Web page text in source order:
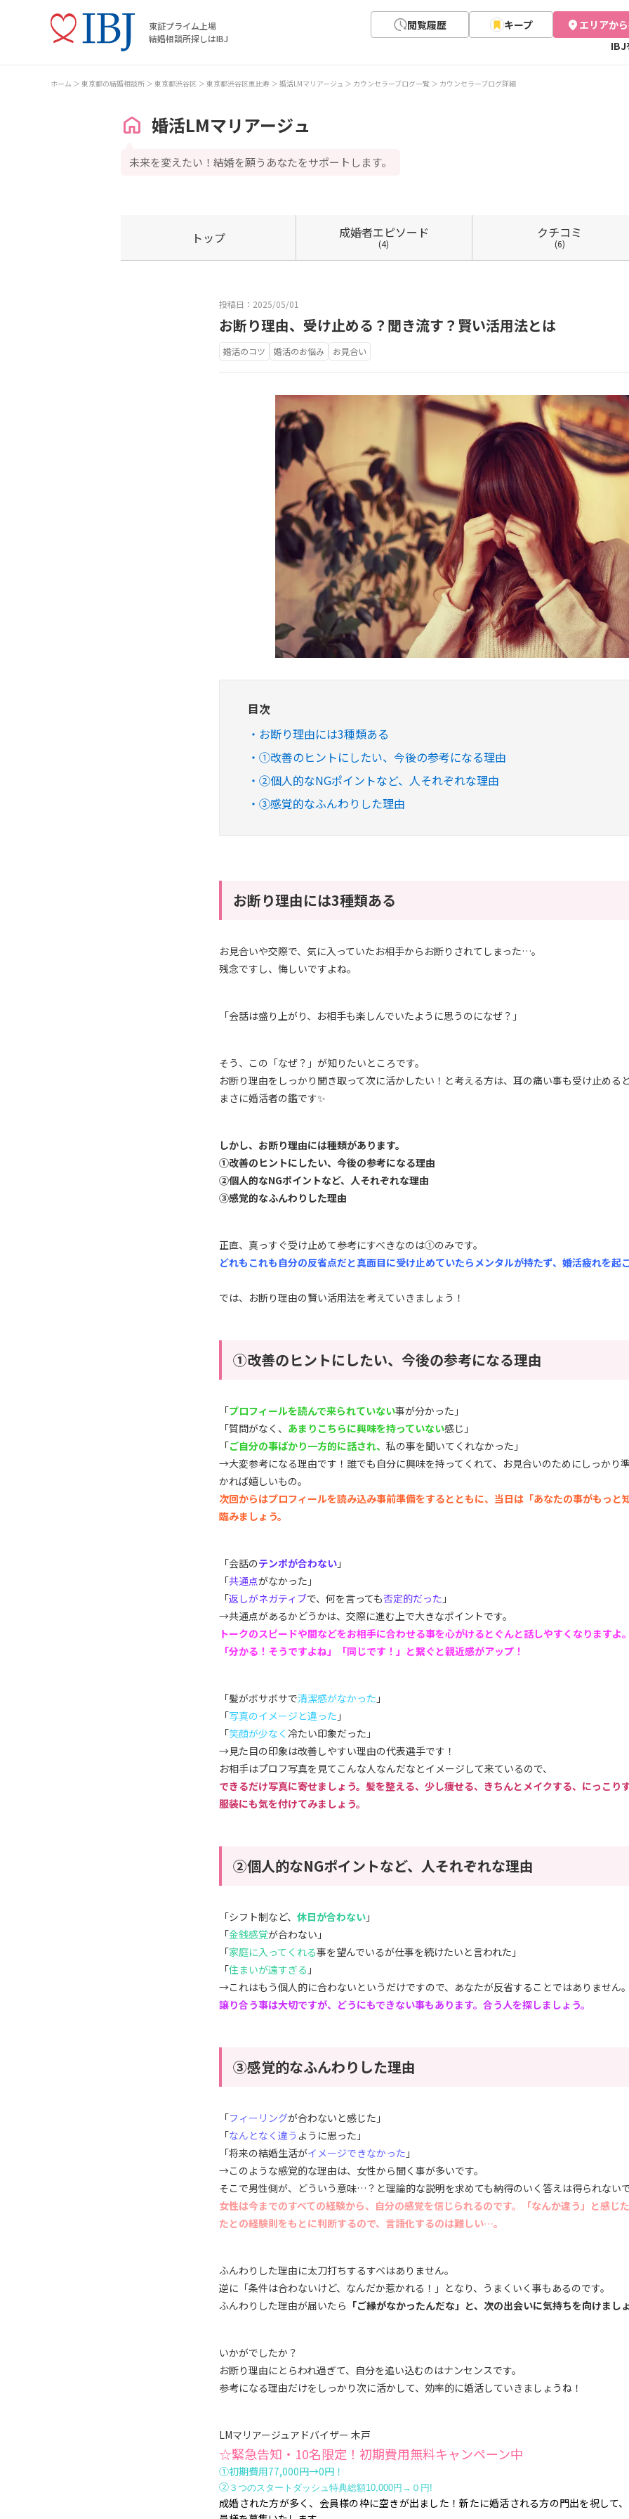
東証プライム上場
結婚相談所探しはIBJ
閲覧履歴 キープ エリアか
IBJ
ホーム 東京都の結婚相談所 東京都渋谷区 東京都渋谷区恵比寿 婚活LMマリアージュ カウンセラーブログ一覧 カウンセラーブログ詳細
婚活LMマリアージュ
未来を変えたい！結婚を願うあなたをサポートします。
トップ 成婚者エピソード
(4)
クチコミ
(6)
投稿日：2025/05/01
お断り理由、受け止める？聞き流す？賢い活用法とは
婚活のコツ 婚活のお悩み お見合い
目次
お断り理由には3種類ある
①改善のヒントにしたい、今後の参考になる理由
②個人的なNGポイントなど、人それぞれな理由
③感覚的なふんわりした理由
お断り理由には3種類ある
お見合いや交際で、気に入っていたお相手からお断りされてしまった…。
残念ですし、悔しいですよね。
「会話は盛り上がり、お相手も楽しんでいたように思うのになぜ？」
そう、この「なぜ？」が知りたいところです。
お断り理由をしっかり聞き取って次に活かしたい！と考える方は、耳の痛い事も受け止める
まさに婚活者の鑑です✨
しかし、お断り理由には種類があります。
①改善のヒントにしたい、今後の参考になる理由
②個人的なNGポイントなど、人それぞれな理由
③感覚的なふんわりした理由
正直、真っすぐ受け止めて参考にすべきなのは①のみです。
どれもこれも自分の反省点だと真面目に受け止めていたらメンタルが持たず、婚活疲れを起
では、お断り理由の賢い活用法を考えていきましょう！
①改善のヒントにしたい、今後の参考になる理由
「プロフィールを読んで来られていない事が分かった」
「質問がなく、 あまりこちらに興味を持っていない感じ」
「ご自分の事ばかり一方的に話され、 私の事を聞いてくれなかった」
→大変参考になる理由です！誰でも自分に興味を持ってくれて、お見合いのためにしっかり
かれば嬉しいもの。
次回からはプロフィールを読み込み事前準備をするとともに、当日は「あなたの事がもっと
臨みましょう。
「会話のテンポが合わない 」
「共通点がなかった」
「返しがネガティブで、何を言っても否定的だった 」
→共通点があるかどうかは、交際に進む上で大きなポイントです。
トークのスピードや間などをお相手に合わせる事を心がけるとぐんと話しやすくなりますよ
「分かる！そうですよね」「同じです！」と繋ぐと親近感がアップ！
「髪がボサボサで清潔感がなかった 」
「写真のイメージと違った 」
「笑顔が少なく 冷たい印象だった」
→見た目の印象は改善しやすい理由の代表選手です！
お相手はプロフ写真を見てこんな人なんだなとイメージして来ているので、
できるだけ写真に寄せましょう。髪を整える、少し痩せる、きちんとメイクする、にっこりす
服装にも気を付けてみましょう。
②個人的なNGポイントなど、人それぞれな理由
「シフト制など、 休日が合わない 」
「金銭感覚が合わない」
「家庭に入ってくれる事を望んでいるが仕事を続けたいと言われた」
「住まいが遠すぎる 」
→これはもう個人的に合わないというだけですので、あなたが反省することではありません。
譲り合う事は大切ですが、どうにもできない事もあります。合う人を探しましょう。
③感覚的なふんわりした理由
「フィーリングが合わないと感じた」
「なんとなく違う ように思った」
「将来の結婚生活がイメージできなかった 」
→このような感覚的な理由は、女性から聞く事が多いです。
そこで男性側が、どういう意味…？と理論的な説明を求めても納得のいく答えは得られないで
女性は今までのすべての経験から、自分の感覚を信じられるのです。「なんか違う」と感じ
たとの経験則をもとに判断するので、言語化するのは難しい…。
ふんわりした理由に太刀打ちするすべはありません。
逆に「条件は合わないけど、なんだか惹かれる！」となり、うまくいく事もあるのです。
ふんわりした理由が届いたら 「ご縁がなかったんだな」と、次の出会いに気持ちを向けましょ
いかがでしたか？
お断り理由にとらわれ過ぎて、自分を追い込むのはナンセンスです。
参考になる理由だけをしっかり次に活かして、効率的に婚活していきましょうね！
LMマリアージュアドバイザー 木戸
☆緊急告知・10名限定！初期費用無料キャンペーン中
①初期費用77,000円→0円！
② ３つのスタートダッシュ特典総額10,000円→０円!
成婚された方が多く、会員様の枠に空きが出ました！新たに婚活される方の門出を祝して